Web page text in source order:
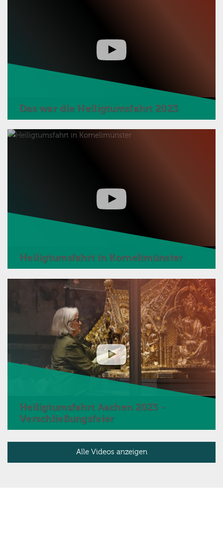
Das war die Heiligtumsfahrt 2023
Heiligtumsfahrt in Kornelimünster
Heiligtumsfahrt Aachen 2023 -
Verschließungsfeier
Alle Videos anzeigen